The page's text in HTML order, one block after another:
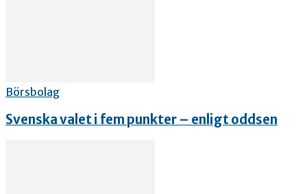
Börsbolag
Svenska valet i fem punkter – enligt oddsen